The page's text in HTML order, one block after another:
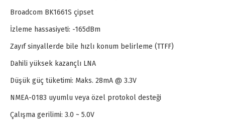
Broadcom BK1661S çipset
İzleme hassasiyeti: -165dBm
Zayıf sinyallerde bile hızlı konum belirleme (TTFF)
Dahili yüksek kazançlı LNA
Düşük güç tüketimi: Maks. 28mA @ 3.3V
NMEA-0183 uyumlu veya özel protokol desteği
Çalışma gerilimi: 3.0 ~ 5.0V